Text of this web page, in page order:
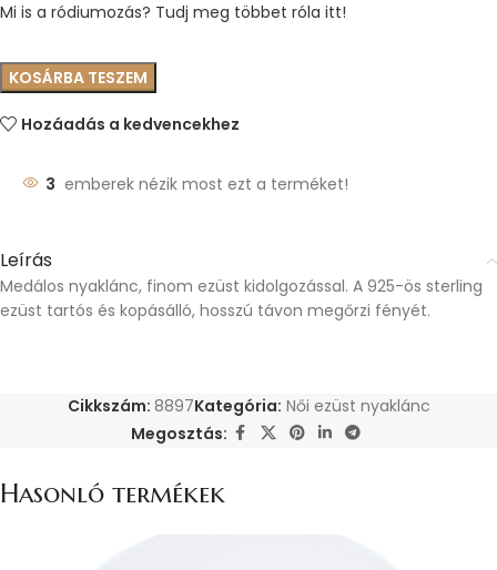
Mi is a ródiumozás? Tudj meg többet róla itt!
KOSÁRBA TESZEM
Hozáadás a kedvencekhez
3 emberek nézik most ezt a terméket!
Leírás
Medálos nyaklánc, finom ezüst kidolgozással. A 925-ös sterling
ezüst tartós és kopásálló, hosszú távon megőrzi fényét.
Cikkszám: 8897Kategória: Női ezüst nyaklánc
Megosztás:
Hasonló termékek